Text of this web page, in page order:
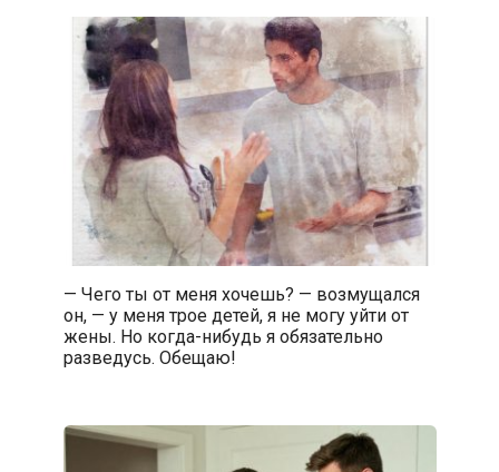
— Чего ты от меня хочешь? — возмущался
он, — у меня трое детей, я не могу уйти от
жены. Но когда-нибудь я обязательно
разведусь. Обещаю!